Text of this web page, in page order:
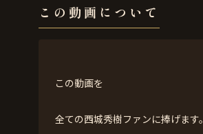
この動画について
この動画を
全ての西城秀樹ファンに捧げます。